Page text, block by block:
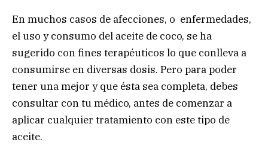
En muchos casos de afecciones, o enfermedades,
el uso y consumo del aceite de coco, se ha
sugerido con fines terapéuticos lo que conlleva a
consumirse en diversas dosis. Pero para poder
tener una mejor y que ésta sea completa, debes
consultar con tu médico, antes de comenzar a
aplicar cualquier tratamiento con este tipo de
aceite.